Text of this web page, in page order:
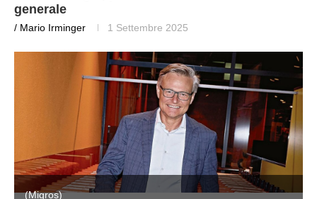
generale
/ Mario Irminger 1 Settembre 2025
(Migros)